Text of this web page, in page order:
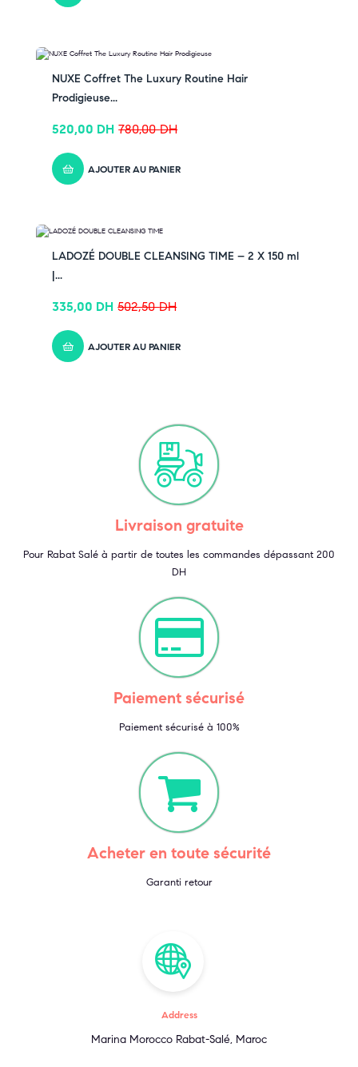
NUXE Coffret The Luxury Routine Hair
Prodigieuse...
780,00DH
520,00 DH
AJOUTER AU PANIER
-33% OFF
LADOZÉ DOUBLE CLEANSING TIME – 2 X 150 ml
|...
502,50DH
335,00 DH
AJOUTER AU PANIER
Livraison gratuite
Pour Rabat Salé à partir de toutes les commandes dépassant 200
DH
Paiement sécurisé
Paiement sécurisé à 100%
Acheter en toute sécurité
Garanti retour
Address
Marina Morocco Rabat-Salé, Maroc